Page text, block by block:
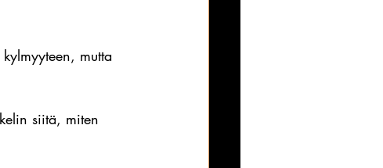
mutta
siitä, miten